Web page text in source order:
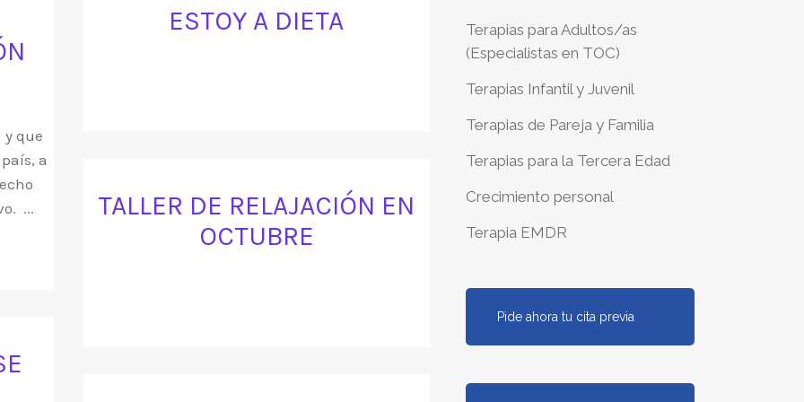
y que
a
...
ESTOY A DIETA
TALLER DE RELAJACIÓN EN
OCTUBRE
Terapias para Adultos/as
(Especialistas en TOC)
Terapias Infantil y Juvenil
Terapias de Pareja y Familia
Terapias para la Tercera Edad
Crecimiento personal
Terapia EMDR
Pide ahora tu cita previa